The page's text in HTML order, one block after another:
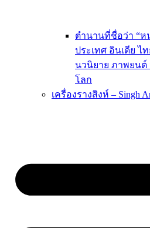
ตำนานที่ชื่อว่า “ห
ประเทศ อินเดีย ไ
นวนิยาย ภาพยนต์
โลก
เครื่องรางสิงห์ – Singh